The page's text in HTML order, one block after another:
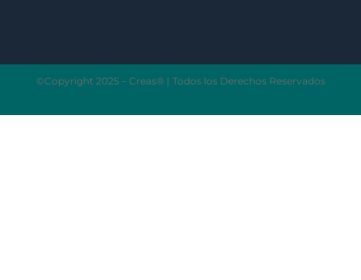
©Copyright 2025 – Creas® | Todos los Derechos Reservados